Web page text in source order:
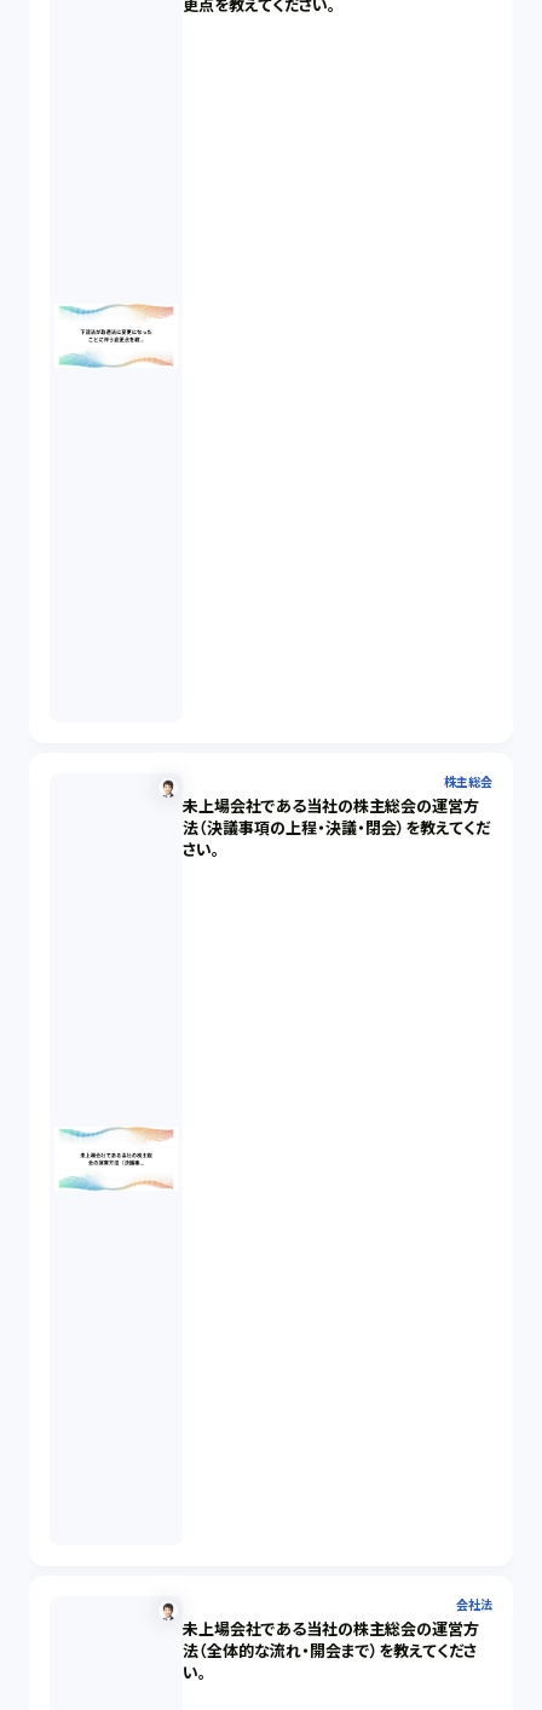
更点を教えてください。
株主総会
未上場会社である当社の株主総会の運営方
法（決議事項の上程・決議・閉会）を教えてくだ
さい。
会社法
未上場会社である当社の株主総会の運営方
法（全体的な流れ・開会まで）を教えてくださ
い。